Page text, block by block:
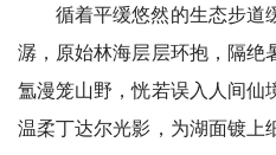
循着平缓悠然的生态步道
潺，原始林海层层环抱，隔绝
氲漫笼山野，恍若误入人间仙
温柔丁达尔光影，为湖面镀上